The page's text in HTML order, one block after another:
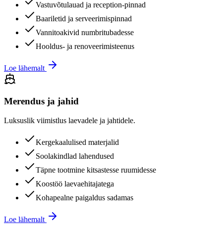
Vastuvõtulauad ja reception-pinnad
Baariletid ja serveerimispinnad
Vannitoakivid numbritubadesse
Hooldus- ja renoveerimisteenus
Loe lähemalt
Merendus ja jahid
Luksuslik viimistlus laevadele ja jahtidele.
Kergekaalulised materjalid
Soolakindlad lahendused
Täpne tootmine kitsastesse ruumidesse
Koostöö laevaehitajatega
Kohapealne paigaldus sadamas
Loe lähemalt